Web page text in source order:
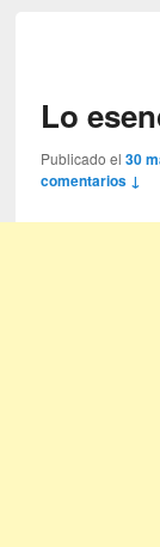
Lo
Publicado el30
comentarios ↓